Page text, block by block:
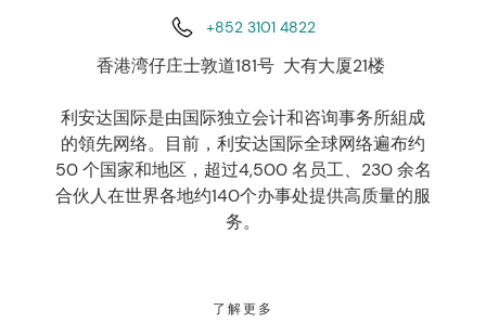
+852 3101 4822
香港湾仔庄士敦道181号 大有大厦21楼
利安达国际是由国际独立会计和咨询事务所組成
的領先网络。目前，利安达国际全球网络遍布约
50 个国家和地区，超过4,500 名员工、230 余名
合伙人在世界各地约140个办事处提供高质量的服
务。
了解更多